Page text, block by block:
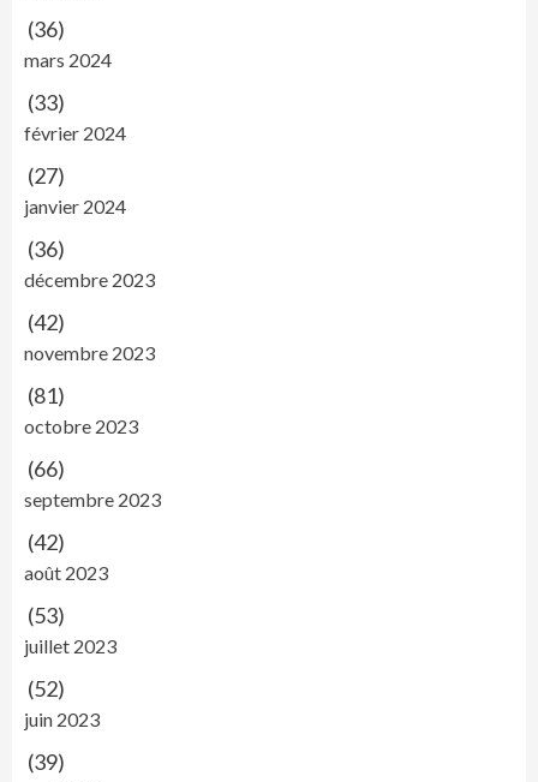
(36)
mars 2024
(33)
février 2024
(27)
janvier 2024
(36)
décembre 2023
(42)
novembre 2023
(81)
octobre 2023
(66)
septembre 2023
(42)
août 2023
(53)
juillet 2023
(52)
juin 2023
(39)